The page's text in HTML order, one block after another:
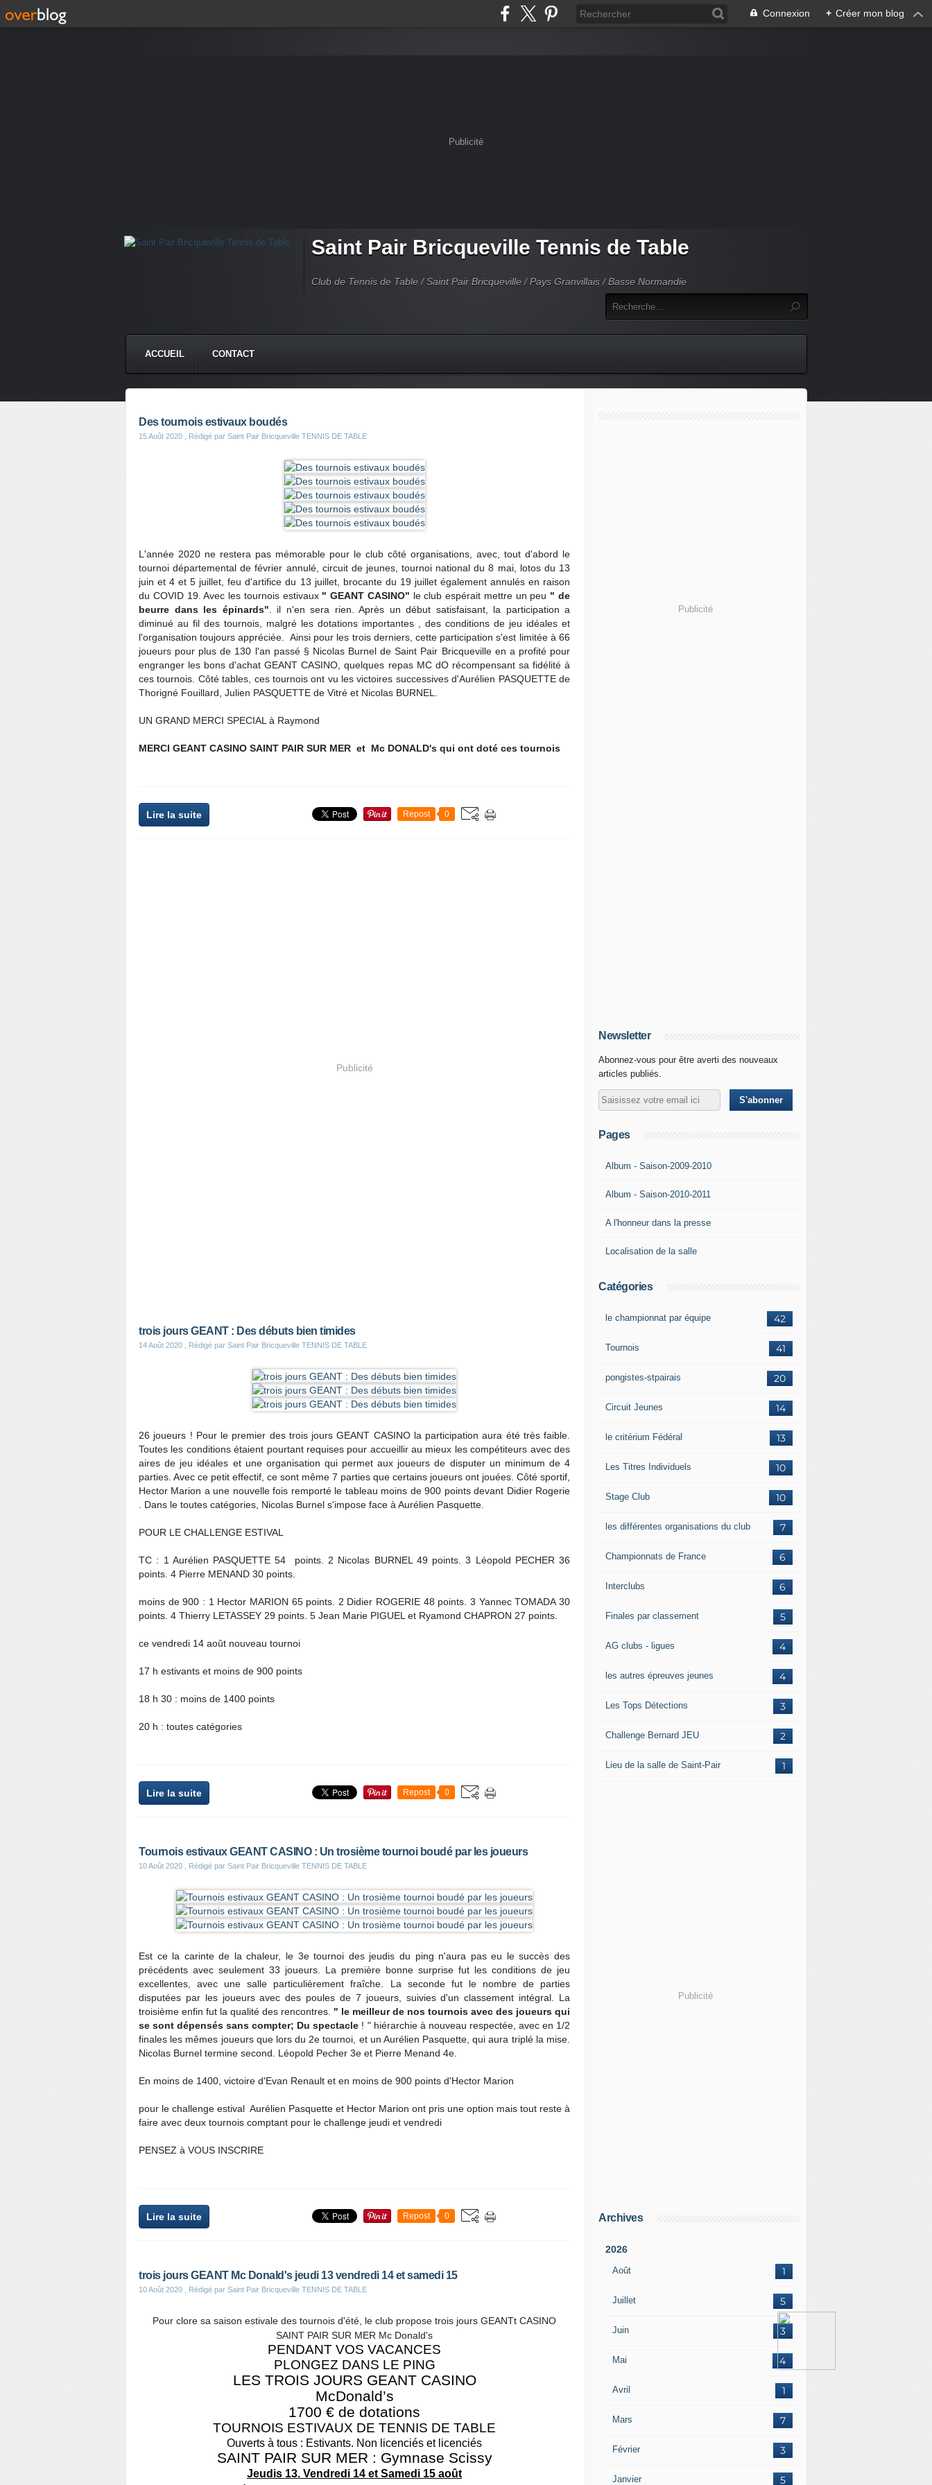
Connexion + Créer mon blog
Publicité
Saint Pair Bricqueville Tennis de Table
Club de Tennis de Table / Saint Pair Bricqueville / Pays Granvillais / Basse Normandie
ACCUEIL CONTACT
Des tournois estivaux boudés
15 Août 2020 , Rédigé par Saint Pair Bricqueville TENNIS DE TABLE
L'année 2020 ne restera pas mémorable pour le club côté organisations, avec, tout d'abord le
tournoi départemental de février annulé, circuit de jeunes, tournoi national du 8 mai, lotos du 13
juin et 4 et 5 juillet, feu d'artifice du 13 juillet, brocante du 19 juillet également annulés en raison
du COVID 19. Avec les tournois estivaux" GEANT CASINO" le club espérait mettre un peu " de
beurre dans les épinards" . il n'en sera rien. Après un début satisfaisant, la participation a
diminué au fil des tournois, malgré les dotations importantes , des conditions de jeu idéales et
l'organisation toujours appréciée. Ainsi pour les trois derniers, cette participation s'est limitée à 66
joueurs pour plus de 130 l'an passé § Nicolas Burnel de Saint Pair Bricqueville en a profité pour
engranger les bons d'achat GEANT CASINO, quelques repas MC dO récompensant sa fidélité à
ces tournois. Côté tables, ces tournois ont vu les victoires successives d'Aurélien PASQUETTE de
Thorigné Fouillard, Julien PASQUETTE de Vitré et Nicolas BURNEL.
UN GRAND MERCI SPECIAL à Raymond
MERCI GEANT CASINO SAINT PAIR SUR MER et Mc DONALD's qui ont doté ces tournois
Lire la suite Repost 0
Publicité
trois jours GEANT : Des débuts bien timides
14 Août 2020 , Rédigé par Saint Pair Bricqueville TENNIS DE TABLE
26 joueurs ! Pour le premier des trois jours GEANT CASINO la participation aura été très faible.
Toutes les conditions étaient pourtant requises pour accueillir au mieux les compétiteurs avec des
aires de jeu idéales et une organisation qui permet aux joueurs de disputer un minimum de 4
parties. Avec ce petit effectif, ce sont même 7 parties que certains joueurs ont jouées. Côté sportif,
Hector Marion a une nouvelle fois remporté le tableau moins de 900 points devant Didier Rogerie
. Dans le toutes catégories, Nicolas Burnel s'impose face à Aurélien Pasquette.
POUR LE CHALLENGE ESTIVAL
TC : 1 Aurélien PASQUETTE 54 points. 2 Nicolas BURNEL 49 points. 3 Léopold PECHER 36
points. 4 Pierre MENAND 30 points.
moins de 900 : 1 Hector MARION 65 points. 2 Didier ROGERIE 48 points. 3 Yannec TOMADA 30
points. 4 Thierry LETASSEY 29 points. 5 Jean Marie PIGUEL et Ryamond CHAPRON 27 points.
ce vendredi 14 août nouveau tournoi
17 h estivants et moins de 900 points
18 h 30 : moins de 1400 points
20 h : toutes catégories
Lire la suite Repost 0
Tournois estivaux GEANT CASINO : Un trosième tournoi boudé par les joueurs
10 Août 2020 , Rédigé par Saint Pair Bricqueville TENNIS DE TABLE
Est ce la carinte de la chaleur, le 3e tournoi des jeudis du ping n'aura pas eu le succès des
précédents avec seulement 33 joueurs. La première bonne surprise fut les conditions de jeu
excellentes, avec une salle particulièrement fraîche. La seconde fut le nombre de parties
disputées par les joueurs avec des poules de 7 joueurs, suivies d'un classement intégral. La
troisième enfin fut la qualité des rencontres. " le meilleur de nos tournois avec des joueurs qui
se sont dépensés sans compter; Du spectacle ! " hiérarchie à nouveau respectée, avec en 1/2
finales les mêmes joueurs que lors du 2e tournoi, et un Aurélien Pasquette, qui aura triplé la mise.
Nicolas Burnel termine second. Léopold Pecher 3e et Pierre Menand 4e.
En moins de 1400, victoire d'Evan Renault et en moins de 900 points d'Hector Marion
pour le challenge estival Aurélien Pasquette et Hector Marion ont pris une option mais tout reste à
faire avec deux tournois comptant pour le challenge jeudi et vendredi
PENSEZ à VOUS INSCRIRE
Lire la suite Repost 0
trois jours GEANT Mc Donald's jeudi 13 vendredi 14 et samedi 15
10 Août 2020 , Rédigé par Saint Pair Bricqueville TENNIS DE TABLE
Pour clore sa saison estivale des tournois d'été, le club propose trois jours GEANTt CASINO
SAINT PAIR SUR MER Mc Donald's
PENDANT VOS VACANCES
PLONGEZ DANS LE PING
LES TROIS JOURS GEANT CASINO
McDonald’s
1700 € de dotations
TOURNOIS ESTIVAUX DE TENNIS DE TABLE
Ouverts à tous : Estivants. Non licenciés et licenciés
SAINT PAIR SUR MER : Gymnase Scissy
Jeudis 13. Vendredi 14 et Samedi 15 août
Publicité
Newsletter
Abonnez-vous pour être averti des nouveaux
articles publiés.
Pages
Album - Saison-2009-2010
Album - Saison-2010-2011
A l'honneur dans la presse
Localisation de la salle
Catégories
42
le championnat par équipe
41
Tournois
20
pongistes-stpairais
14
Circuit Jeunes
13
le critérium Fédéral
10
Les Titres Individuels
10
Stage Club
7
les différentes organisations du club
6
Championnats de France
6
Interclubs
5
Finales par classement
4
AG clubs - ligues
4
les autres épreuves jeunes
3
Les Tops Détections
2
Challenge Bernard JEU
1
Lieu de la salle de Saint-Pair
Publicité
Archives
2026
Août 1
Juillet 5
Juin 3
Mai 4
Avril 1
Mars 7
Février 3
Janvier 5